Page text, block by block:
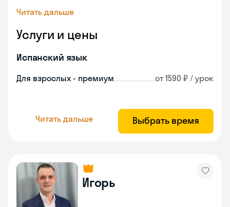
Читать дальше
Услуги и цены
Испанский язык
Для взрослых - премиум от 1590 ₽ / урок
Читать дальше Выбрать время
Игорь